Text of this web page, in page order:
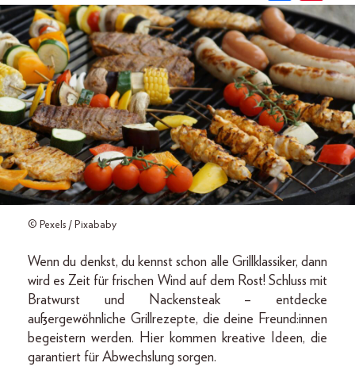
© Pexels / Pixababy
Wenn du denkst, du kennst schon alle Grillklassiker, dann
wird es Zeit für frischen Wind auf dem Rost! Schluss mit
Bratwurst und Nackensteak – entdecke
außergewöhnliche Grillrezepte, die deine Freund:innen
begeistern werden. Hier kommen kreative Ideen, die
garantiert für Abwechslung sorgen.